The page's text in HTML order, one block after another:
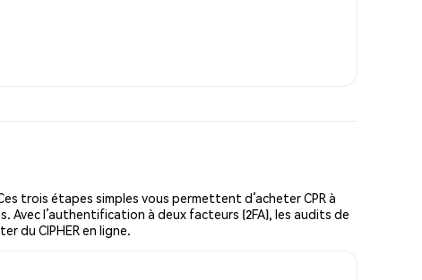
trois étapes simples vous permettent d’acheter CPR à
l’authentification à deux facteurs (2FA), les audits de
du CIPHER en ligne.